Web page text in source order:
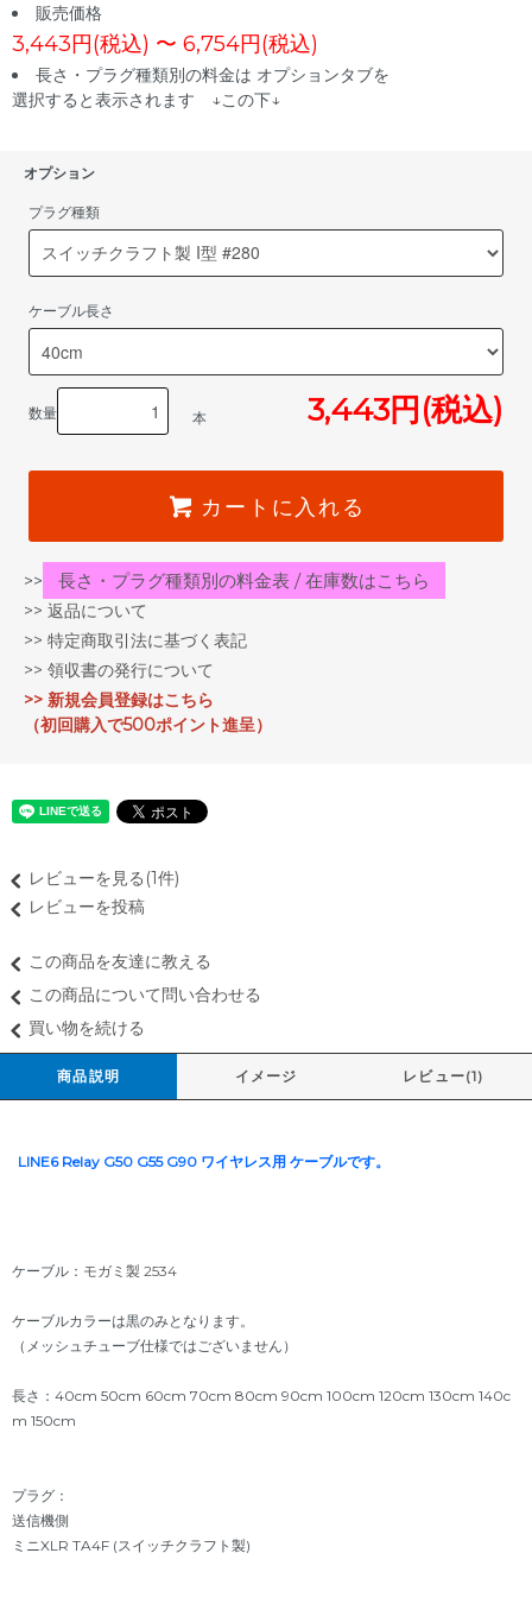
販売価格
3,443円(税込) 〜 6,754円(税込)
長さ・プラグ種類別の料金は オプションタブを
選択すると表示されます ↓この下↓
オプション
プラグ種類
ケーブル長さ
数量 本 3,443円(税込)
カートに入れる
>> 長さ・プラグ種類別の料金表 / 在庫数はこちら
>> 返品について
>> 特定商取引法に基づく表記
>> 領収書の発行について
>> 新規会員登録はこちら
（初回購入で500ポイント進呈）
レビューを見る(1件)
レビューを投稿
この商品を友達に教える
この商品について問い合わせる
買い物を続ける
商品説明 イメージ レビュー(1)
LINE6 Relay G50 G55 G90 ワイヤレス用 ケーブルです。
ケーブル： モガミ製 2534
ケーブルカラーは黒のみとなります。
（メッシュチューブ仕様ではございません）
長さ：40cm 50cm 60cm 70cm 80cm 90cm 100cm 120cm 130cm 140c
m 150cm
プラグ：
送信機側
ミニXLR TA4F (スイッチクラフト製)